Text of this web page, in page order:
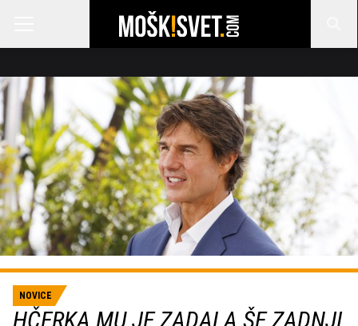
NOVICE
HČERKA MU JE ZADALA ŠE ZADNJI